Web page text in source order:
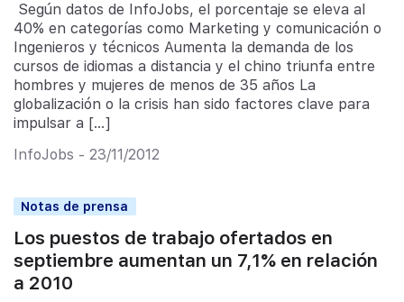
Según datos de InfoJobs, el porcentaje se eleva al
40% en categorías como Marketing y comunicación o
Ingenieros y técnicos Aumenta la demanda de los
cursos de idiomas a distancia y el chino triunfa entre
hombres y mujeres de menos de 35 años La
globalización o la crisis han sido factores clave para
impulsar a […]
InfoJobs - 23/11/2012
Notas de prensa
Los puestos de trabajo ofertados en
septiembre aumentan un 7,1% en relación
a 2010